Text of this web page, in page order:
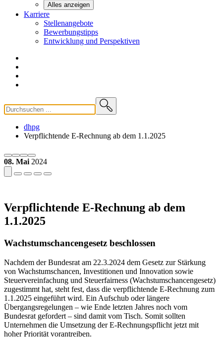
Alles anzeigen
Karriere
Stellenangebote
Bewerbungstipps
Entwicklung und Perspektiven
dhpg
Verpflichtende E-Rechnung ab dem 1.1.2025
08. Mai 2024
Verpflichtende E-Rechnung ab dem
1.1.2025
Wachstumschancengesetz beschlossen
Nachdem der Bundesrat am 22.3.2024 dem Gesetz zur Stärkung
von Wachstumschancen, Investitionen und Innovation sowie
Steuervereinfachung und Steuerfairness (Wachstumschancengesetz)
zugestimmt hat, steht fest, dass die verpflichtende E-Rechnung zum
1.1.2025 eingeführt wird. Ein Aufschub oder längere
Übergangsregelungen – wie Ende letzten Jahres noch vom
Bundesrat gefordert – sind damit vom Tisch. Somit sollten
Unternehmen die Umsetzung der E-Rechnungspflicht jetzt mit
hoher Priorität vorantreiben.